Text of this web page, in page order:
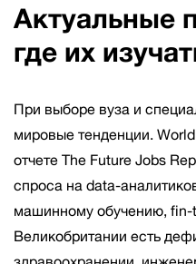
Актуальные
где их
При выборе вуза и
мировые тенденции.
отчете The Future Jobs
спроса на data-
машинному обучению,
Великобритании есть